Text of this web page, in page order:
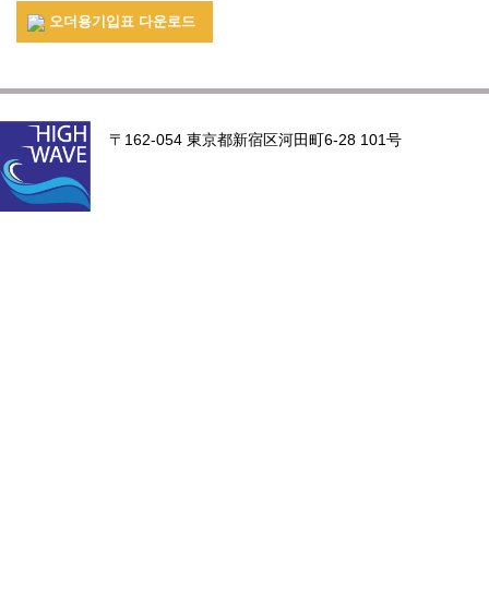
오더용기입표 다운로드
〒162-054 東京都新宿区河田町6-28 101号